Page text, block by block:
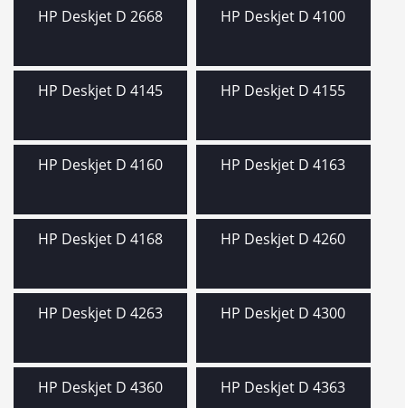
HP Deskjet D 2668 HP Deskjet D 4100
HP Deskjet D 4145 HP Deskjet D 4155
HP Deskjet D 4160 HP Deskjet D 4163
HP Deskjet D 4168 HP Deskjet D 4260
HP Deskjet D 4263 HP Deskjet D 4300
HP Deskjet D 4360 HP Deskjet D 4363